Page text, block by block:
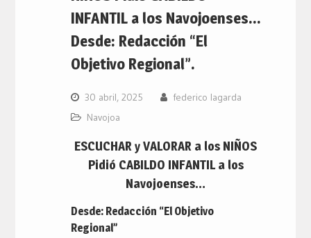
INFANTIL a los Navojoenses…
Desde: Redacción “El
Objetivo Regional”.
30 abril, 2025
federico lagarda
Navojoa
ESCUCHAR y VALORAR a los NIÑOS
Pidió CABILDO INFANTIL a los
Navojoenses…
Desde: Redacción “El Objetivo
Regional”